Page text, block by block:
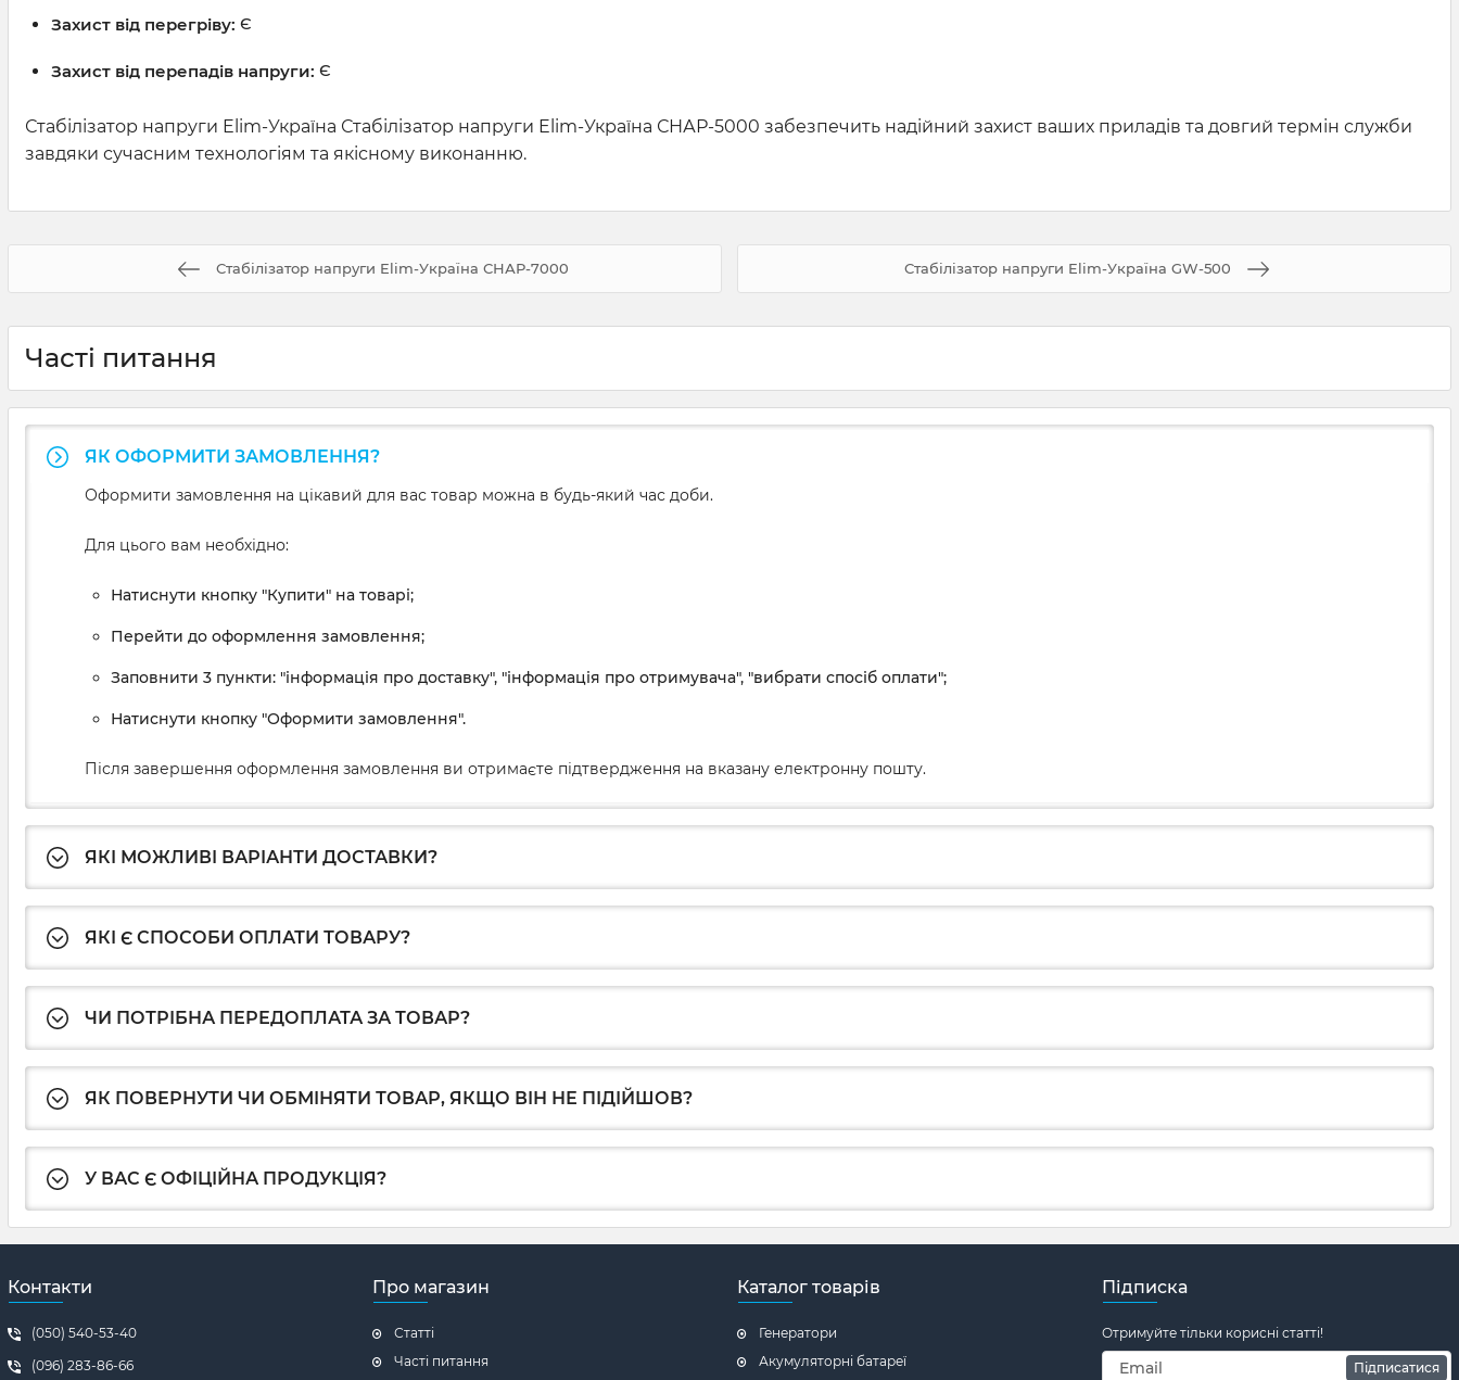
Захист від перегріву: Є
Захист від перепадів напруги: Є
Стабілізатор напруги Elim-Україна Стабілізатор напруги Elim-Україна СНАР-5000 забезпечить надійний захист ваших приладів та довгий термін служби
завдяки сучасним технологіям та якісному виконанню.
Стабілізатор напруги Elim-Україна СНАР-7000 Стабілізатор напруги Elim-Україна GW-500
Часті питання
ЯК ОФОРМИТИ ЗАМОВЛЕННЯ?
Оформити замовлення на цікавий для вас товар можна в будь-який час доби.
Для цього вам необхідно:
Натиснути кнопку "Купити" на товарі;
Перейти до оформлення замовлення;
Заповнити 3 пункти: "інформація про доставку", "інформація про отримувача", "вибрати спосіб оплати";
Натиснути кнопку "Оформити замовлення".
Після завершення оформлення замовлення ви отримаєте підтвердження на вказану електронну пошту.
ЯКІ МОЖЛИВІ ВАРІАНТИ ДОСТАВКИ?
ЯКІ Є СПОСОБИ ОПЛАТИ ТОВАРУ?
ЧИ ПОТРІБНА ПЕРЕДОПЛАТА ЗА ТОВАР?
ЯК ПОВЕРНУТИ ЧИ ОБМІНЯТИ ТОВАР, ЯКЩО ВІН НЕ ПІДІЙШОВ?
У ВАС Є ОФІЦІЙНА ПРОДУКЦІЯ?
Контакти
(050) 540-53-40
(096) 283-86-66
Про магазин
Статті
Часті питання
Каталог товарів
Генератори
Акумуляторні батареї
Підписка
Отримуйте тільки корисні статті!
Підписатися